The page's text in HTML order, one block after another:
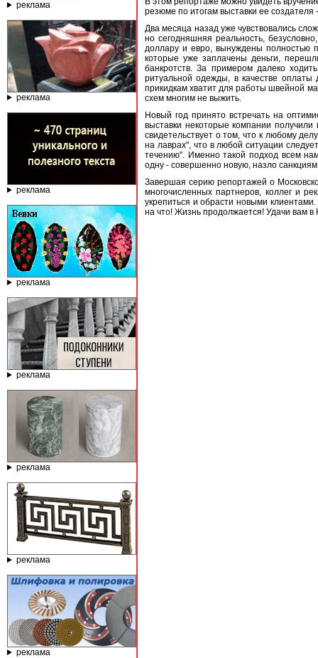
реклама
реклама
реклама
реклама
реклама
реклама
реклама
реклама
резюме по итогам выставки ее
Два месяца назад уже чувствовались
но сегодняшняя реальность,
доллару и евро, вынуждены полностью
которые уже заплачены деньги,
банкротств. За примером далеко
ритуальной одежды, в качестве оплаты
прикидкам хватит для работы швейной
схем многим не выжить.
Новый год принято встречать на
выставки некоторые компании
свидетельствует о том, что к любому
на лаврах", что в любой ситуации
течению". Именно такой подход всем
одну - совершенно новую, назло
Завершая серию репортажей о
многочисленных партнеров, коллег и
укрепиться и обрасти новыми
на что! Жизнь продолжается! Удачи вам в